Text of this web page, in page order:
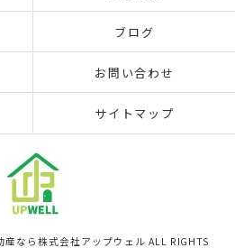
ブログ
お問い合わせ
サイトマップ
なら株式会社アップウェル ALL RIGHTS